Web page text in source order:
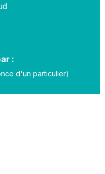
:
d'un particulier)